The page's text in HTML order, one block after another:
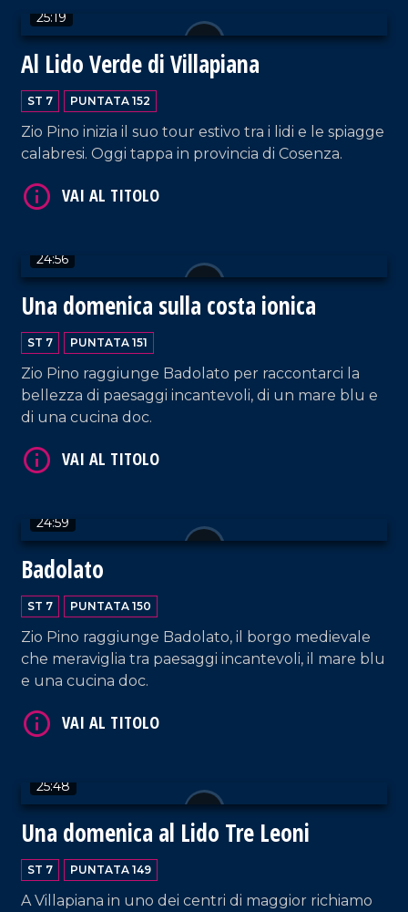
25:19
Al Lido Verde di Villapiana
ST 7 PUNTATA 152
Zio Pino inizia il suo tour estivo tra i lidi e le spiagge
calabresi. Oggi tappa in provincia di Cosenza.
24:56
Una domenica sulla costa ionica
ST 7 PUNTATA 151
Zio Pino raggiunge Badolato per raccontarci la
bellezza di paesaggi incantevoli, di un mare blu e
di una cucina doc.
24:59
Badolato
ST 7 PUNTATA 150
Zio Pino raggiunge Badolato, il borgo medievale
che meraviglia tra paesaggi incantevoli, il mare blu
e una cucina doc.
25:48
Una domenica al Lido Tre Leoni
ST 7 PUNTATA 149
A Villapiana in uno dei centri di maggior richiamo
VAI AL TITOLO